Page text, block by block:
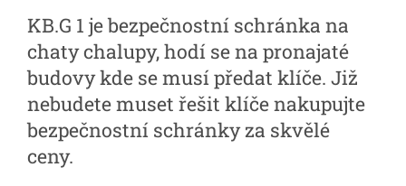
KB.G 1 je bezpečnostní schránka na
chaty chalupy, hodí se na pronajaté
budovy kde se musí předat klíče. Již
nebudete muset řešit klíče nakupujte
bezpečnostní schránky za skvělé
ceny.